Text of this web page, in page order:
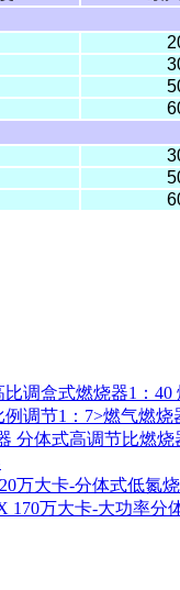
比调盒式燃烧器1：40
调节1：7>燃气燃烧
分体式高调节比燃烧
20万大卡-分体式低氮
170万大卡-大功率分